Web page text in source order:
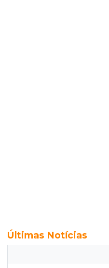
Últimas Notícias